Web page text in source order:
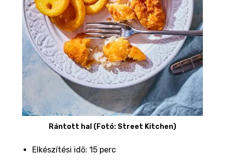
Rántott hal (Fotó: Street Kitchen)
Elkészítési idő: 15 perc